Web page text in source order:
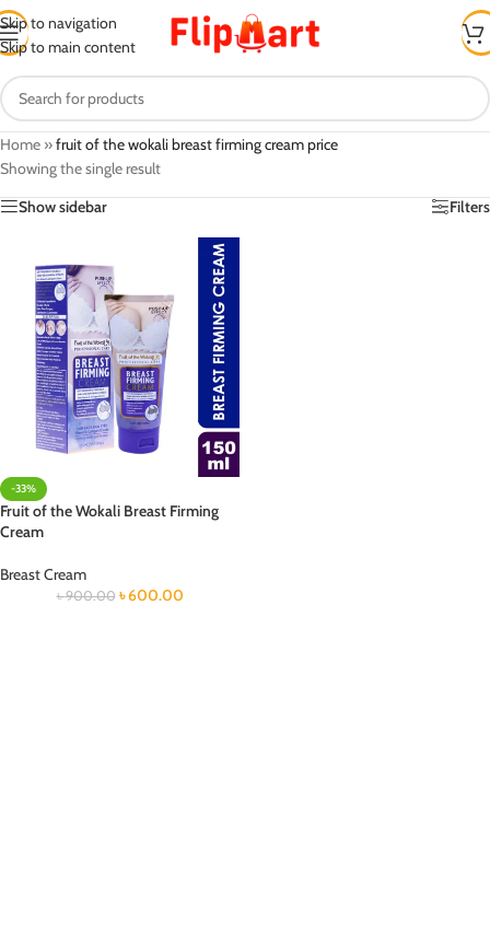
Skip to navigation
Skip to main content
Home »fruit of the wokali breast firming cream price
Showing the single result
Show sidebar
Filters
-33%
Fruit of the Wokali Breast Firming
Cream
Breast Cream
৳900.00 ৳600.00